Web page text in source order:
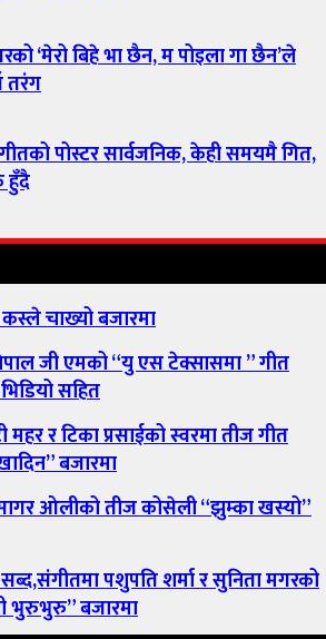
‘मेरो बिहे भा छैन, म पोइला गा छैन’ले
तरंग
गीतको पोस्टर सार्वजनिक, केही समयमै गित,
हुँदै
चाख्यो बजारमा
जी एमको “यु एस टेक्सासमा ” गीत
सहित
र टिका प्रसाईको स्वरमा तीज गीत
बजारमा
ओलीको तीज कोसेली “झुम्का खस्यो”
पशुपति शर्मा र सुनिता मगरको
भुरुभुरु” बजारमा